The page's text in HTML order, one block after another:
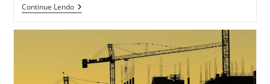
Continue Lendo